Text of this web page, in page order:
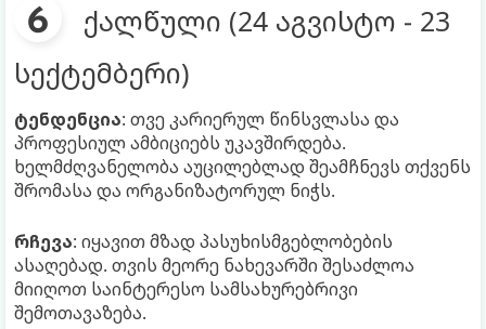
ქალწული (24 აგვისტო - 23
სექტემბერი)
ტენდენცია: თვე კარიერულ წინსვლასა და
პროფესიულ ამბიციებს უკავშირდება.
ხელმძღვანელობა აუცილებლად შეამჩნევს თქვენს
შრომასა და ორგანიზატორულ ნიჭს.
რჩევა: იყავით მზად პასუხისმგებლობების
ასაღებად. თვის მეორე ნახევარში შესაძლოა
მიიღოთ საინტერესო სამსახურებრივი
შემოთავაზება.